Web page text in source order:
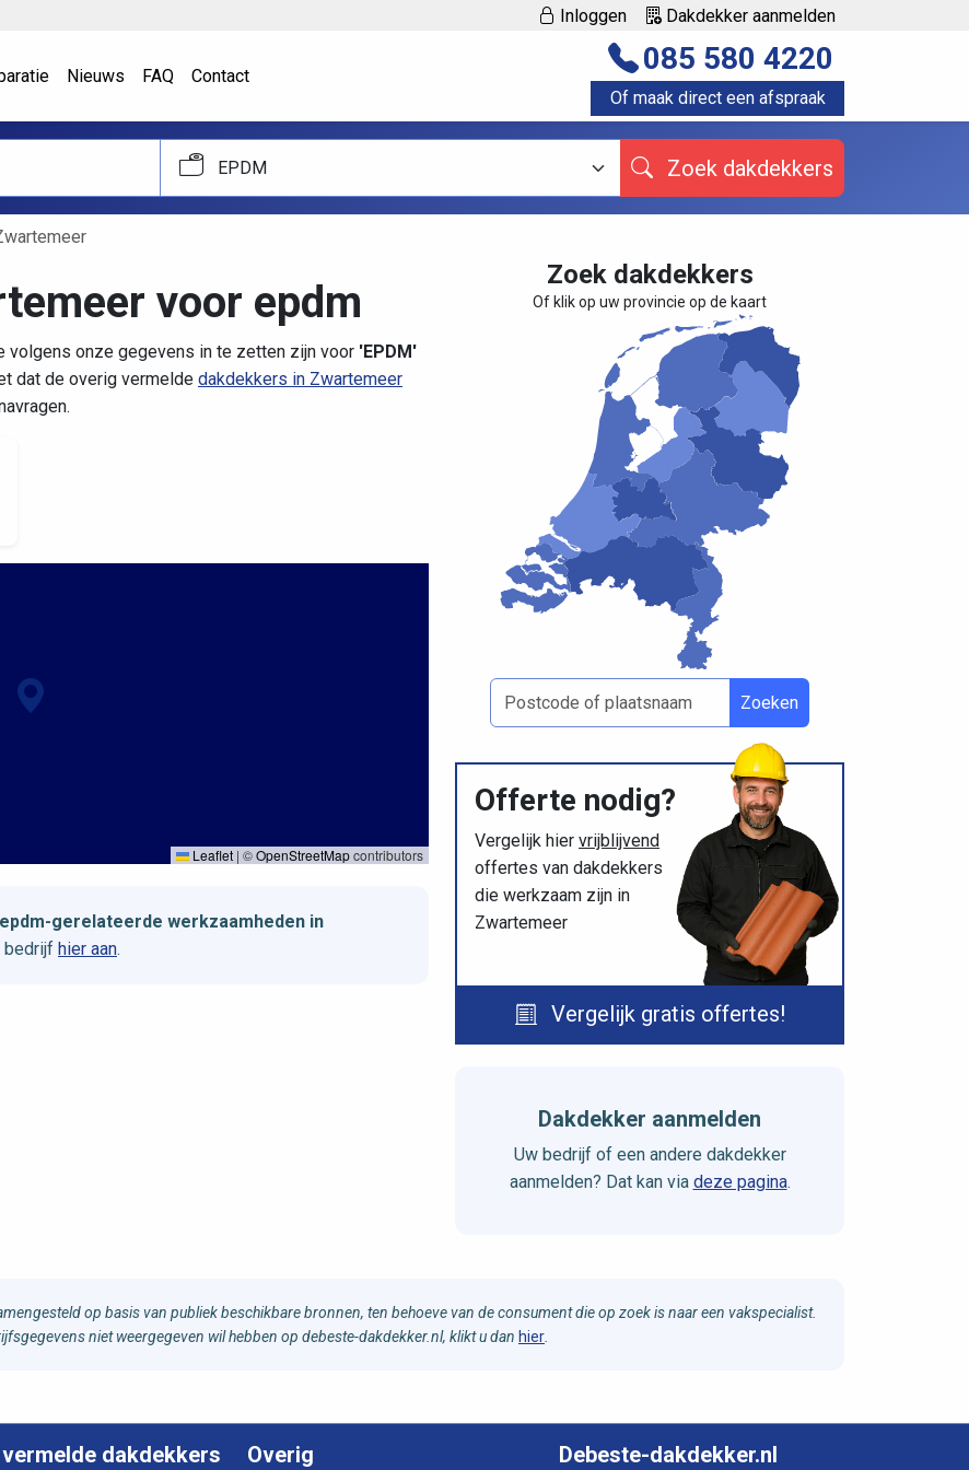
Inloggen Dakdekker aanmelden
Nieuws FAQ Contact 085 580 4220
Of maak direct een afspraak
EPDM Zoek dakdekkers
voor epdm
volgens onze gegevens in te zetten zijn voor 'EPDM'
dat de overig vermelde dakdekkers in Zwartemeer
Leaflet | ©OpenStreetMapcontributors
gerelateerde werkzaamheden in
bedrijf hier aan.
Zoek dakdekkers
Of klik op uw provincie op de kaart
Zoeken
Offerte nodig?
Vergelijk hier vrijblijvend
offertes van dakdekkers
die werkzaam zijn in
Zwartemeer
Vergelijk gratis offertes!
Dakdekker aanmelden
Uw bedrijf of een andere dakdekker
aanmelden? Dat kan via deze pagina.
op basis van publiek beschikbare bronnen, ten behoeve van de consument die op zoek is naar een vakspecialist.
niet weergegeven wil hebben op debeste-dakdekker.nl, klikt u dan hier
dakdekkers Overig Debeste-dakdekker.nl